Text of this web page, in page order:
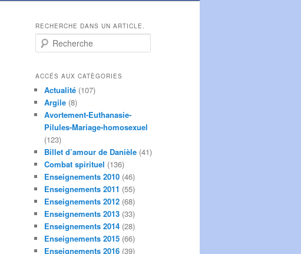
RECHERCHE DANS UN ARTICLE.
e
h
c
h
ACCÉS AUX CATÈGORIES
Actualité (107)
Argile (8)
Avortement-Euthanasie-
Pilules-Mariage-homosexuel
(123)
Billet d’amour de Danièle (41)
Combat spirituel (136)
Enseignements 2010 (46)
Enseignements 2011 (55)
Enseignements 2012 (68)
Enseignements 2013 (33)
Enseignements 2014 (28)
Enseignements 2015 (66)
Enseignements 2016 (39)